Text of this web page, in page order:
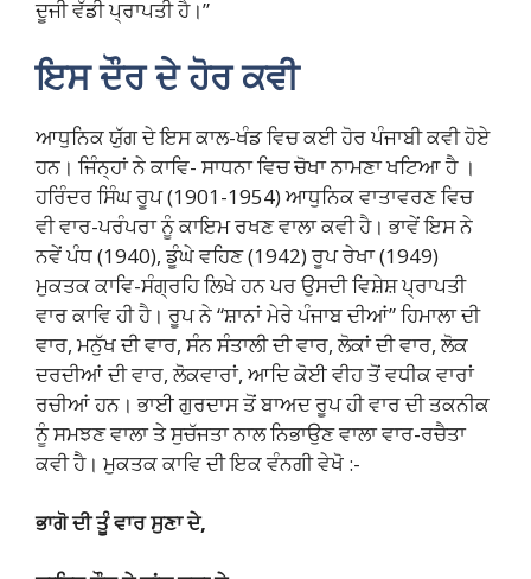
ਦੂਜੀ ਵੱਡੀ ਪ੍ਰਾਪਤੀ ਹੈ।”
ਇਸ ਦੌਰ ਦੇ ਹੋਰ ਕਵੀ
ਆਧੁਨਿਕ ਯੁੱਗ ਦੇ ਇਸ ਕਾਲ-ਖੰਡ ਵਿਚ ਕਈ ਹੋਰ ਪੰਜਾਬੀ ਕਵੀ ਹੋਏ
ਹਨ। ਜਿੰਨ੍ਹਾਂ ਨੇ ਕਾਵਿ- ਸਾਧਨਾ ਵਿਚ ਚੋਖਾ ਨਾਮਣਾ ਖਟਿਆ ਹੈ ।
ਹਰਿੰਦਰ ਸਿੰਘ ਰੂਪ (1901-1954) ਆਧੁਨਿਕ ਵਾਤਾਵਰਣ ਵਿਚ
ਵੀ ਵਾਰ-ਪਰੰਪਰਾ ਨੂੰ ਕਾਇਮ ਰਖਣ ਵਾਲਾ ਕਵੀ ਹੈ। ਭਾਵੇਂ ਇਸ ਨੇ
ਨਵੇਂ ਪੰਧ (1940), ਡੂੰਘੇ ਵਹਿਣ (1942) ਰੂਪ ਰੇਖਾ (1949)
ਮੁਕਤਕ ਕਾਵਿ-ਸੰਗ੍ਰਹਿ ਲਿਖੇ ਹਨ ਪਰ ਉਸਦੀ ਵਿਸ਼ੇਸ਼ ਪ੍ਰਾਪਤੀ
ਵਾਰ ਕਾਵਿ ਹੀ ਹੈ। ਰੂਪ ਨੇ “ਸ਼ਾਨਾਂ ਮੇਰੇ ਪੰਜਾਬ ਦੀਆਂ” ਹਿਮਾਲਾ ਦੀ
ਵਾਰ, ਮਨੁੱਖ ਦੀ ਵਾਰ, ਸੰਨ ਸੰਤਾਲੀ ਦੀ ਵਾਰ, ਲੋਕਾਂ ਦੀ ਵਾਰ, ਲੋਕ
ਦਰਦੀਆਂ ਦੀ ਵਾਰ, ਲੋਕਵਾਰਾਂ, ਆਦਿ ਕੋਈ ਵੀਹ ਤੋਂ ਵਧੀਕ ਵਾਰਾਂ
ਰਚੀਆਂ ਹਨ। ਭਾਈ ਗੁਰਦਾਸ ਤੋਂ ਬਾਅਦ ਰੂਪ ਹੀ ਵਾਰ ਦੀ ਤਕਨੀਕ
ਨੂੰ ਸਮਝਣ ਵਾਲਾ ਤੇ ਸੁਚੱਜਤਾ ਨਾਲ ਨਿਭਾਉਣ ਵਾਲਾ ਵਾਰ-ਰਚੈਤਾ
ਕਵੀ ਹੈ। ਮੁਕਤਕ ਕਾਵਿ ਦੀ ਇਕ ਵੰਨਗੀ ਵੇਖੋ :-
ਭਾਗੋ ਦੀ ਤੂੰ ਵਾਰ ਸੁਣਾ ਦੇ,